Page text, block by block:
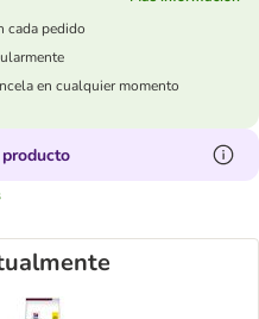
cada pedido
en cualquier momento